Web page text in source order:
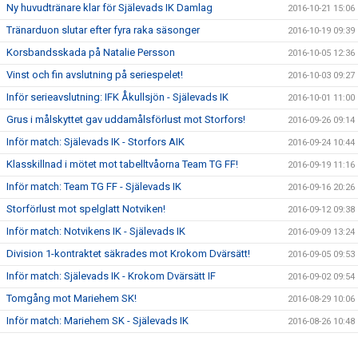
Ny huvudtränare klar för Själevads IK Damlag 2016-10-21 15:06
Tränarduon slutar efter fyra raka säsonger 2016-10-19 09:39
Korsbandsskada på Natalie Persson 2016-10-05 12:36
Vinst och fin avslutning på seriespelet! 2016-10-03 09:27
Inför serieavslutning: IFK Åkullsjön - Själevads IK 2016-10-01 11:00
Grus i målskyttet gav uddamålsförlust mot Storfors! 2016-09-26 09:14
Inför match: Själevads IK - Storfors AIK 2016-09-24 10:44
Klasskillnad i mötet mot tabelltvåorna Team TG FF! 2016-09-19 11:16
Inför match: Team TG FF - Själevads IK 2016-09-16 20:26
Storförlust mot spelglatt Notviken! 2016-09-12 09:38
Inför match: Notvikens IK - Själevads IK 2016-09-09 13:24
Division 1-kontraktet säkrades mot Krokom Dvärsätt! 2016-09-05 09:53
Inför match: Själevads IK - Krokom Dvärsätt IF 2016-09-02 09:54
Tomgång mot Mariehem SK! 2016-08-29 10:06
Inför match: Mariehem SK - Själevads IK 2016-08-26 10:48